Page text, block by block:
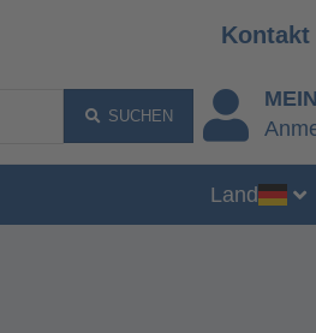
Kontakt
SUCHEN
Land